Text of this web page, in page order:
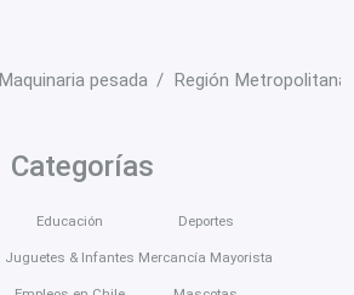
Maquinaria pesada Región Metropolitana
Categorías
Educación
Juguetes & Infantes
Deportes
Mercancía Mayorista